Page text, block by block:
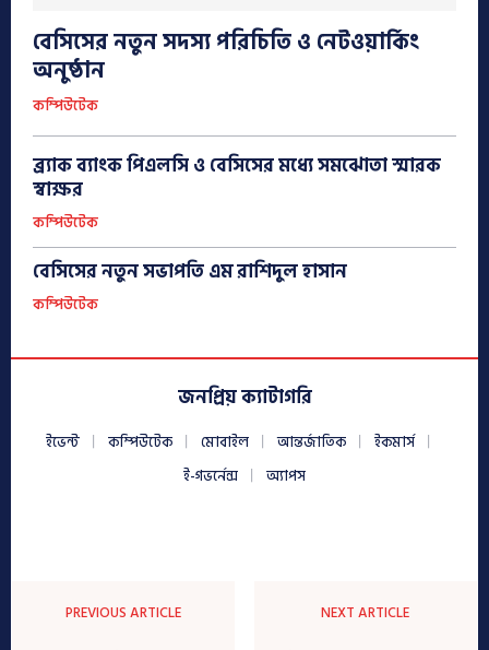
বেসিসের নতুন সদস্য পরিচিতি ও নেটওয়ার্কিং
অনুষ্ঠান
কম্পিউটেক
ব্র্যাক ব্যাংক পিএলসি ও বেসিসের মধ্যে সমঝোতা স্মারক
স্বাক্ষর
কম্পিউটেক
বেসিসের নতুন সভাপতি এম রাশিদুল হাসান
কম্পিউটেক
জনপ্রিয় ক্যাটাগরি
ইভেন্ট কম্পিউটেক মোবাইল আন্তর্জাতিক
ইকমার্স
ই-গভর্নেন্স
অ্যাপস
PREVIOUS ARTICLE
NEXT ARTICLE